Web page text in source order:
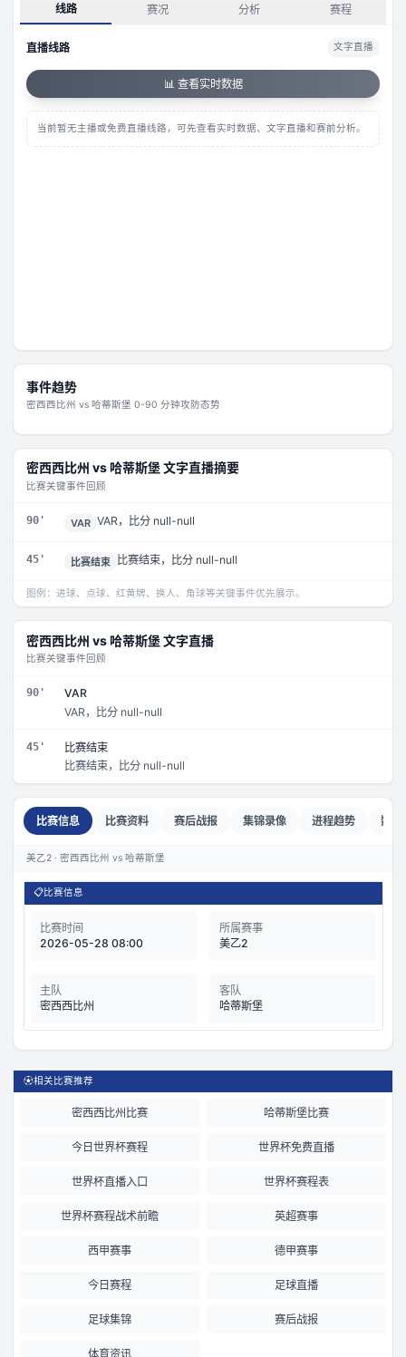
线路 赛况 分析 赛程
直播线路 文字直播
📊 查看实时数据
当前暂无主播或免费直播线路，可先查看实时数据、文字直播和赛前分析。
事件趋势
密西西比州 vs 哈蒂斯堡 0-90 分钟攻防态势
密西西比州 vs哈蒂斯堡文字直播摘要
比赛关键事件回顾
90' VAR VAR，比分 null-null
45' 比赛结束 比赛结束，比分 null-null
图例：进球、点球、红黄牌、换人、角球等关键事件优先展示。
密西西比州 vs哈蒂斯堡文字直播
比赛关键事件回顾
90'
VAR
VAR，比分 null-null
45'
比赛结束
比赛结束，比分 null-null
比赛信息 比赛资料 赛后战报 集锦录像 进程趋势 数据
美乙2 · 密西西比州 vs 哈蒂斯堡
📋比赛信息
比赛时间
2026-05-28 08:00
所属赛事
美乙2
主队
密西西比州
客队
哈蒂斯堡
⚽相关比赛推荐
密西西比州比赛 哈蒂斯堡比赛
今日世界杯赛程 世界杯免费直播
世界杯直播入口 世界杯赛程表
世界杯赛程战术前瞻 英超赛事
西甲赛事 德甲赛事
今日赛程 足球直播
足球集锦 赛后战报
体育资讯